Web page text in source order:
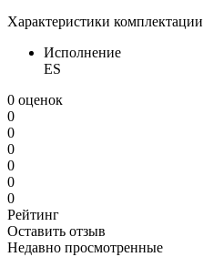
Характеристики комплектации
Исполнение
ES
0 оценок
0
0
0
0
0
0
Рейтинг
Оставить отзыв
Недавно просмотренные